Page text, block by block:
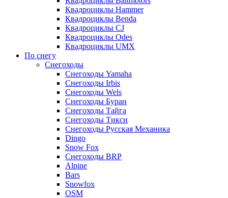
Квадроциклы Hammer
Квадроциклы Benda
Квадроциклы CJ
Квадроциклы Odes
Квадроциклы UMX
По снегу
Снегоходы
Снегоходы Yamaha
Снегоходы Irbis
Снегоходы Wels
Снегоходы Буран
Снегоходы Тайга
Снегоходы Тикси
Снегоходы Русская Механика
Dingo
Snow Fox
Снегоходы BRP
Alpine
Bars
Snowfox
OSM